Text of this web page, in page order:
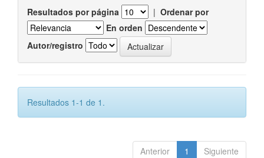
Resultados por página | Ordenar por
En orden
Autor/registro
Resultados 1-1 de 1.
Anterior 1 Siguiente